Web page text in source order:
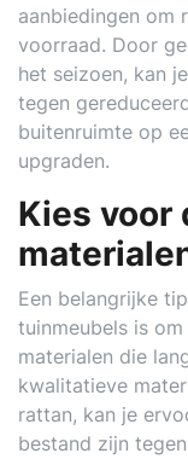
aanbiedingen om
voorraad. Door
het seizoen, kan
tegen
buitenruimte op
upgraden.
Kies voor
Een belangrijke
tuinmeubels is
materialen die
kwalitatieve
rattan, kan je
bestand zijn